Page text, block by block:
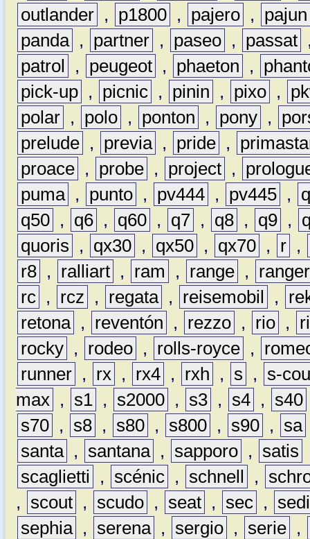
outlander , p1800 , pajero ,
pajun
panda , partner , paseo , passat
patrol
, peugeot , phaeton ,
pick-up , picnic , pinin , pixo ,
polar , polo , ponton , pony ,
prelude , previa , pride ,
proace , probe , project ,
puma , punto , pv444 , pv445 ,
q50 , q6 , q60 , q7 , q8 , q9 ,
quoris
, qx30 , qx50 , qx70 , r ,
r8 , ralliart , ram , range ,
ranger
rc , rcz , regata , reisemobil ,
retona , reventón , rezzo , rio ,
rocky , rodeo , rolls-royce ,
runner , rx , rx4 , rxh , s ,
s-
max , s1 , s2000 , s3 , s4 , s40
s70 , s8 , s80 , s800 , s90 , sa
santa , santana , sapporo , satis
scaglietti
, scénic , schnell ,
,
scout , scudo , seat , sec ,
sephia , serena , sergio , serie ,